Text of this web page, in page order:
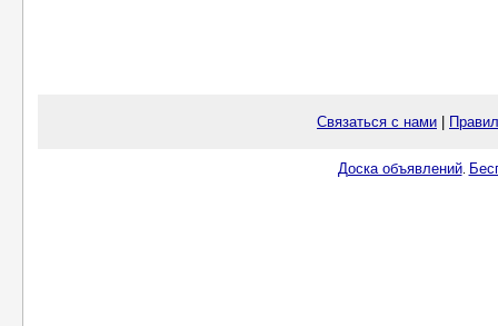
Связаться с нами
Доска объявлений.